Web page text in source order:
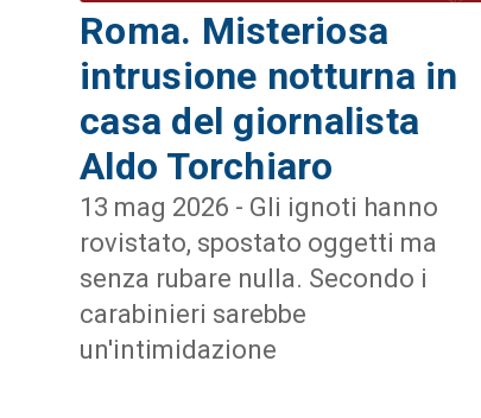
Roma. Misteriosa
intrusione notturna in
casa del giornalista
Aldo Torchiaro
13 mag 2026 - Gli ignoti hanno
rovistato, spostato oggetti ma
senza rubare nulla. Secondo i
carabinieri sarebbe
un'intimidazione